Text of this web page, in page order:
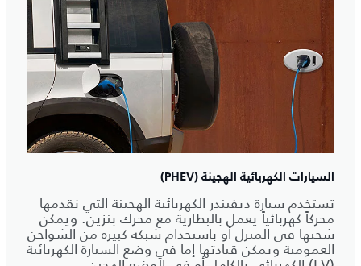
السيارات الكهربائية الهجينة (PHEV)
تستخدم سيارة ديفيندر الكهربائية الهجينة التي نقدمها
محركاً كهربائياً يعمل بالبطارية مع محرك بنزين. ويمكن
شحنها في المنزل أو باستخدام شبكة كبيرة من الشواحن
العمومية ويمكن قيادتها إما في وضع السيارة الكهربائية